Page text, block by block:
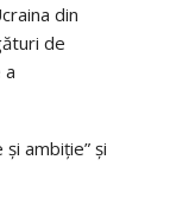
din
de
a
ambiţie” şi